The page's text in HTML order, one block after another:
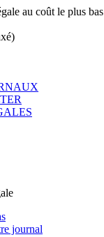
au coût le plus bas
journal